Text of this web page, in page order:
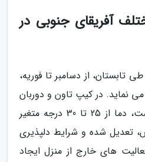
آفریقای جنوبی در
تابستان، از دسامبر تا فوریه،
می نماید. در کیپ تاون و دوربان
که منطقه های ساحلی است، دما از 25 تا 30 درجه متغیر
تعدیل شده و شرایط دلپذیری
های خارج از منزل ایجاد